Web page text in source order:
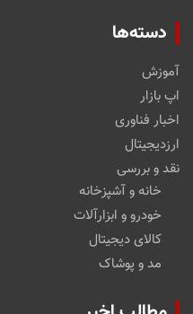
دسته‌ها
آموزش
اپ بازار
اخبار فناوری
ارزدیجیتال
نقد و بررسی
خانه و آشپزخانه
خودرو و ابزارآلات
کالای دیجیتال
مد و پوشاک